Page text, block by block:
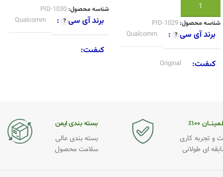
افزودن به سبد خرید
شناسه محصول: PID-1029
برند آی سی Qualcomm
کیفیت Original
شناسه محصول: PID-1030
برند آی سی Qualcomm
کیفیت
۱۰۰٪
و تجربه کاری
ای طولانی
بسته بندی ایمن
بسته بندی عالی
سلامت محصول